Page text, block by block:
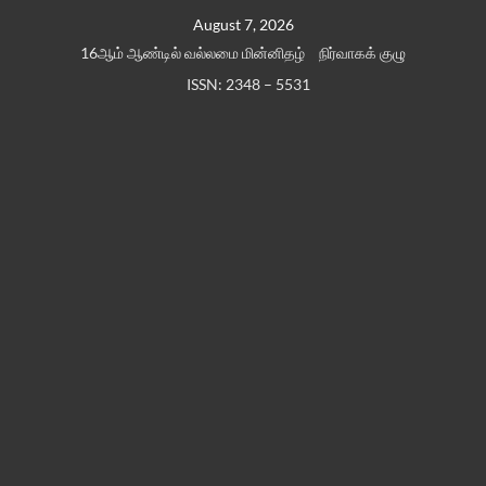
August 7, 2026
16ஆம் ஆண்டில் வல்லமை மின்னிதழ்
நிர்வாகக் குழு
ISSN: 2348 – 5531